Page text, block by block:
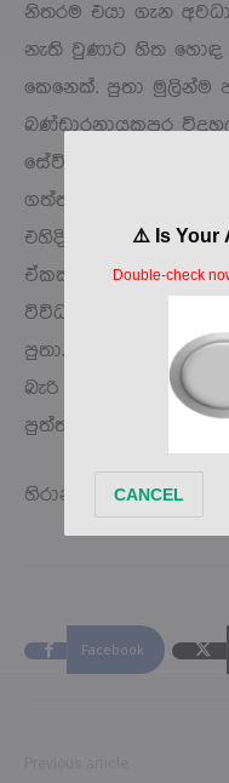
නිතරම එයා ගැන
නැති වුණාට හිත හොඳ
කෙනෙක්. පුතා මුලින්ම
බණ්ඩාරනායකපුර
සේවියර් එකට දාලා
ගත්තා. ඒ නිසාම එයා
එහිදි එයා ගුවන්
ඒකකයට බැඳිලා එහි
විවිධ පුහුණුවීම්වලට
පුතා. පුතාගේ මේ
බැරි දෙයක්.’
පුත්තලම අතිරේක
හිරාන් ප්‍රියංකර ජයසිංහ
Facebook